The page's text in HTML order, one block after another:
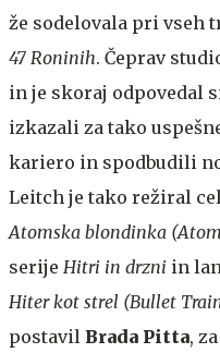
že sodelovala pri vseh
47 Roninih. Čeprav
in je skoraj odpovedal
izkazali za tako
kariero in spodbudili
Leitch je tako režiral
Atomska blondinka
serije Hitri in drzni in
Hiter kot strel (Bullet
postavil Brada Pitta,